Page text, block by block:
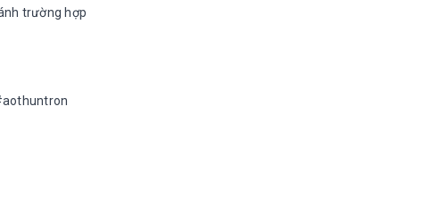
trường hợp